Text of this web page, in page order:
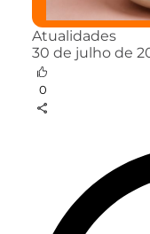
Atualidades
30 de julho de
0